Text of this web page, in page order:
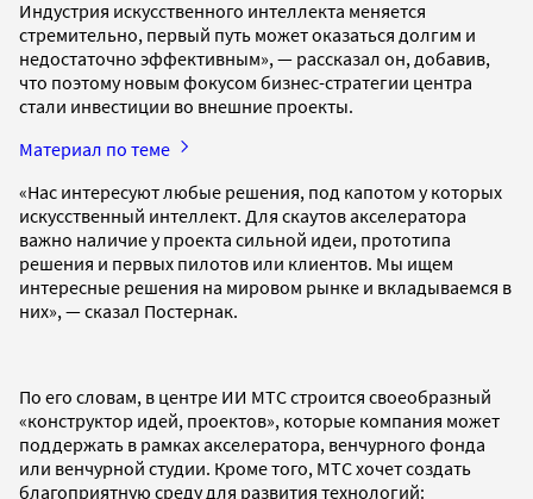
Индустрия искусственного интеллекта меняется
стремительно, первый путь может оказаться долгим и
недостаточно эффективным», — рассказал он, добавив,
что поэтому новым фокусом бизнес-стратегии центра
стали инвестиции во внешние проекты.
Материал по теме
«Нас интересуют любые решения, под капотом у которых
искусственный интеллект. Для скаутов акселератора
важно наличие у проекта сильной идеи, прототипа
решения и первых пилотов или клиентов. Мы ищем
интересные решения на мировом рынке и вкладываемся в
них», — сказал Постернак.
По его словам, в центре ИИ МТС строится своеобразный
«конструктор идей, проектов», которые компания может
поддержать в рамках акселератора, венчурного фонда
или венчурной студии. Кроме того, МТС хочет создать
благоприятную среду для развития технологий: